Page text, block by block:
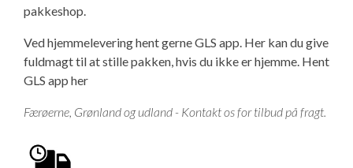
pakkeshop.
Ved hjemmelevering hent gerne GLS app. Her kan du give
fuldmagt til at stille pakken, hvis du ikke er hjemme. Hent
GLS app her
Færøerne, Grønland og udland - Kontakt os for tilbud på fragt.